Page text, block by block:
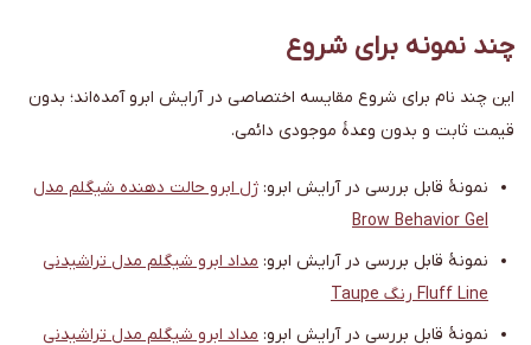
چند نمونه برای شروع
این چند نام برای شروع مقایسه اختصاصی در آرایش ابرو آمده‌اند؛ بدون
قیمت ثابت و بدون وعدهٔ موجودی دائمی.
نمونهٔ قابل بررسی در آرایش ابرو: ژل ابرو حالت دهنده شیگلم مدل
Brow Behavior Gel
نمونهٔ قابل بررسی در آرایش ابرو: مداد ابرو شیگلم مدل تراشیدنی
Fluff Line رنگ Taupe
نمونهٔ قابل بررسی در آرایش ابرو: مداد ابرو شیگلم مدل تراشیدنی